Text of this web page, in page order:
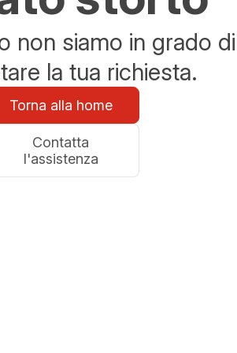
non siamo in grado di
la tua richiesta.
Torna alla home
Contatta
l'assistenza